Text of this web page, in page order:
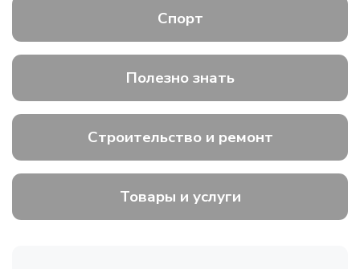
Спорт
Полезно знать
Строительство и ремонт
Товары и услуги